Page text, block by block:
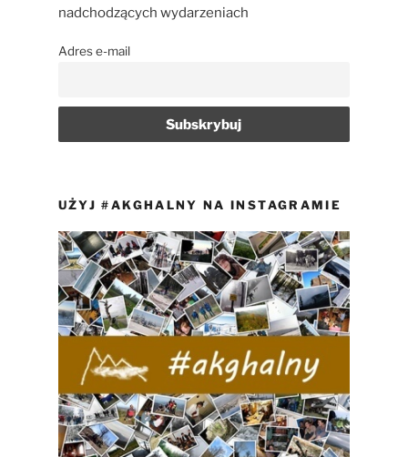
nadchodzących wydarzeniach
Adres e-mail
UŻYJ #AKGHALNY NA INSTAGRAMIE